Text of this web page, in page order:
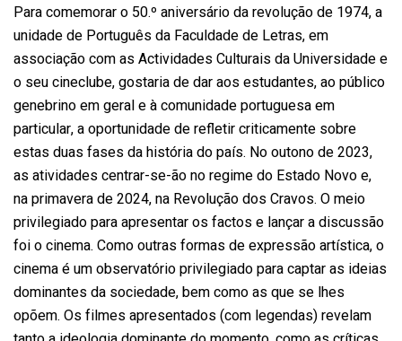
Para comemorar o 50.º aniversário da revolução de 1974, a
unidade de Português da Faculdade de Letras, em
associação com as Actividades Culturais da Universidade e
o seu cineclube, gostaria de dar aos estudantes, ao público
genebrino em geral e à comunidade portuguesa em
particular, a oportunidade de refletir criticamente sobre
estas duas fases da história do país. No outono de 2023,
as atividades centrar-se-ão no regime do Estado Novo e,
na primavera de 2024, na Revolução dos Cravos. O meio
privilegiado para apresentar os factos e lançar a discussão
foi o cinema. Como outras formas de expressão artística, o
cinema é um observatório privilegiado para captar as ideias
dominantes da sociedade, bem como as que se lhes
opõem. Os filmes apresentados (com legendas) revelam